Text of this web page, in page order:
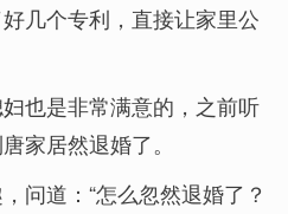
几个专利，直接让家里公
也是非常满意的，之前听
家居然退婚了。
问道：“怎么忽然退婚了？